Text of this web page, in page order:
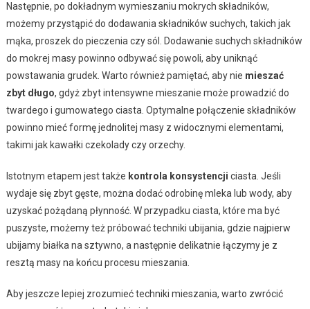
Następnie, po dokładnym wymieszaniu mokrych składników,
możemy przystąpić do dodawania składników suchych, takich jak
mąka, proszek do pieczenia czy sól. Dodawanie suchych składników
do mokrej masy powinno odbywać się powoli, aby uniknąć
powstawania grudek. Warto również pamiętać, aby nie mieszać
zbyt długo, gdyż zbyt intensywne mieszanie może prowadzić do
twardego i gumowatego ciasta. Optymalne połączenie składników
powinno mieć formę jednolitej masy z widocznymi elementami,
takimi jak kawałki czekolady czy orzechy.
Istotnym etapem jest także kontrola konsystencji ciasta. Jeśli
wydaje się zbyt gęste, można dodać odrobinę mleka lub wody, aby
uzyskać pożądaną płynność. W przypadku ciasta, które ma być
puszyste, możemy też próbować techniki ubijania, gdzie najpierw
ubijamy białka na sztywno, a następnie delikatnie łączymy je z
resztą masy na końcu procesu mieszania.
Aby jeszcze lepiej zrozumieć techniki mieszania, warto zwrócić